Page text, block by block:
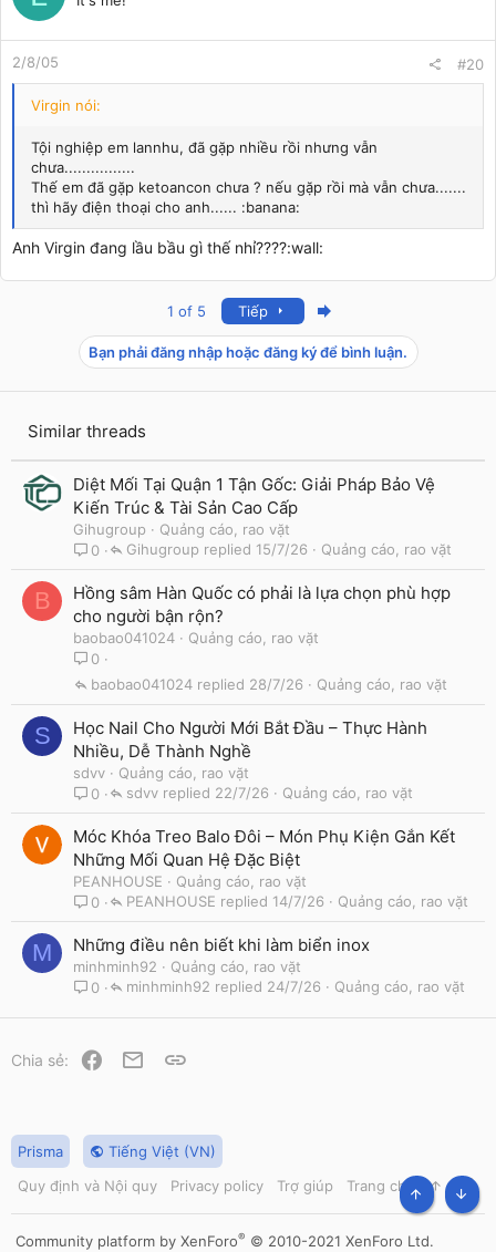
2/8/05 #20
Virgin nói:
Tội nghiệp em lannhu, đã gặp nhiều rồi nhưng vẫn
chưa................
Thế em đã gặp ketoancon chưa ? nếu gặp rồi mà vẫn chưa.......
thì hãy điện thoại cho anh...... :banana:
Anh Virgin đang lầu bầu gì thế nhỉ????:wall:
1 of 5 Tiếp
Bạn phải đăng nhập hoặc đăng ký để bình luận.
Similar threads
Diệt Mối Tại Quận 1 Tận Gốc: Giải Pháp Bảo Vệ
Kiến Trúc & Tài Sản Cao Cấp
Gihugroup
Quảng cáo, rao vặt
0
Quảng cáo, rao vặt
15/7/26
Gihugroup
B
Hồng sâm Hàn Quốc có phải là lựa chọn phù hợp
cho người bận rộn?
baobao041024
Quảng cáo, rao vặt
0
Quảng cáo, rao vặt
28/7/26
baobao041024
S
Học Nail Cho Người Mới Bắt Đầu – Thực Hành
Nhiều, Dễ Thành Nghề
sdvv
Quảng cáo, rao vặt
0
Quảng cáo, rao vặt
22/7/26
sdvv
Móc Khóa Treo Balo Đôi – Món Phụ Kiện Gắn Kết
Những Mối Quan Hệ Đặc Biệt
PEANHOUSE
Quảng cáo, rao vặt
0
Quảng cáo, rao vặt
14/7/26
PEANHOUSE
M Những điều nên biết khi làm biển inox
minhminh92
Quảng cáo, rao vặt
0
Quảng cáo, rao vặt
24/7/26
minhminh92
Chia sẻ: Facebook
Email
Prisma
Tiếng Việt (VN)
Quy định và Nội quy
Privacy policy Trợ giúp Trang chủ
R
S
Community platform by XenForo® © 2010-2021 XenForo Ltd.
TOP